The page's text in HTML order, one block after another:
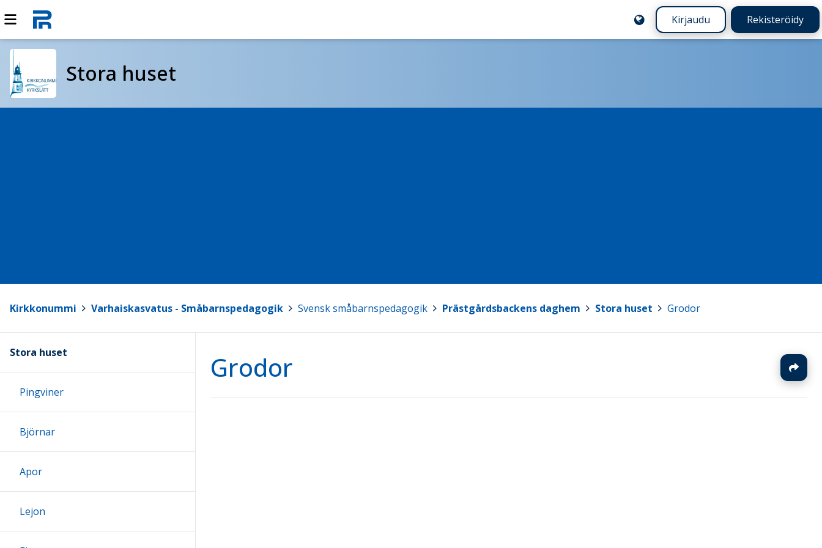
Kirjaudu Rekisteröidy
Stora huset
Kirkkonummi Varhaiskasvatus - Småbarnspedagogik Svensk småbarnspedagogik Prästgårdsbackens daghem Stora huset Grodor
Grodor
Stora huset
Pingviner
Björnar
Apor
Lejon